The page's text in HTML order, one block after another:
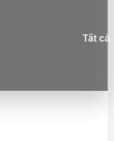
Tất cả